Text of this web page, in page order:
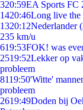
320:59EA Sports FC
1420:46Long live the
1320:12Nederlander
235 km/u
619:53FOK! was
2519:52Lekker op
probleem
8119:50'Witte'
probleem
2619:49Doden bij